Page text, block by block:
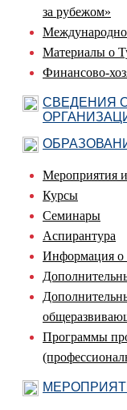
за рубежом»
Материалы о
Финансово-
СВЕДЕНИЯ
Мероприятия
Курсы
Семинары
Аспирантура
Информация о
Программы